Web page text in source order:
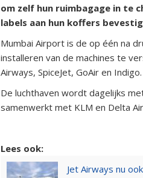
om zelf hun ruimbagage in te
labels aan hun koffers
Mumbai Airport is de op één na
installeren van de machines te
Airways, SpiceJet, GoAir en Indigo.
De luchthaven wordt dagelijks
samenwerkt met KLM en Delta
Lees ook:
Jet Airways nu